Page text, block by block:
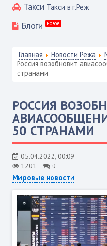
Такси Такси в г.Реж
Блоги
новое
Главная Новости Режа
Россия возобновит
странами
РОССИЯ
50 СТРАНАМИ
05.04.2022, 00:09
1201
0
Мировые новости